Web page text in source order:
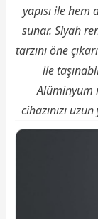
yapısı ile
sunar. Siyah
tarzını öne
ile
Alüminyum
cihazınızı